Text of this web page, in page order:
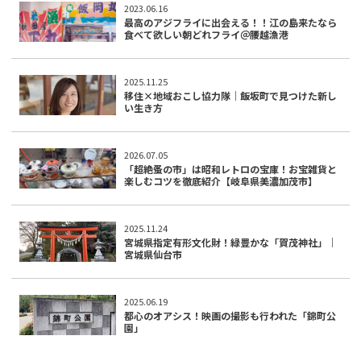
2023.06.16
最高のアジフライに出会える！！江の島来たなら
食べて欲しい朝どれフライ＠腰越漁港
2025.11.25
移住×地域おこし協力隊｜飯坂町で見つけた新し
い生き方
2026.07.05
「超絶蚤の市」は昭和レトロの宝庫！お宝雑貨と
楽しむコツを徹底紹介【岐阜県美濃加茂市】
2025.11.24
宮城県指定有形文化財！緑豊かな「賀茂神社」｜
宮城県仙台市
2025.06.19
都心のオアシス！映画の撮影も行われた「錦町公
園」